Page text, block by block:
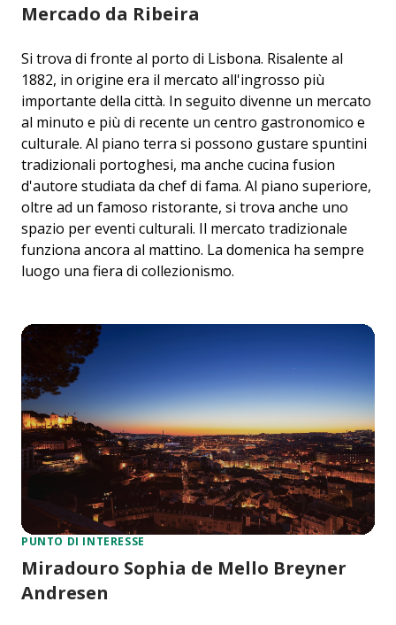
Mercado da Ribeira
Si trova di fronte al porto di Lisbona. Risalente al
1882, in origine era il mercato all'ingrosso più
importante della città. In seguito divenne un mercato
al minuto e più di recente un centro gastronomico e
culturale. Al piano terra si possono gustare spuntini
tradizionali portoghesi, ma anche cucina fusion
d'autore studiata da chef di fama. Al piano superiore,
oltre ad un famoso ristorante, si trova anche uno
spazio per eventi culturali. Il mercato tradizionale
funziona ancora al mattino. La domenica ha sempre
luogo una fiera di collezionismo.
PUNTO DI INTERESSE
Miradouro Sophia de Mello Breyner
Andresen